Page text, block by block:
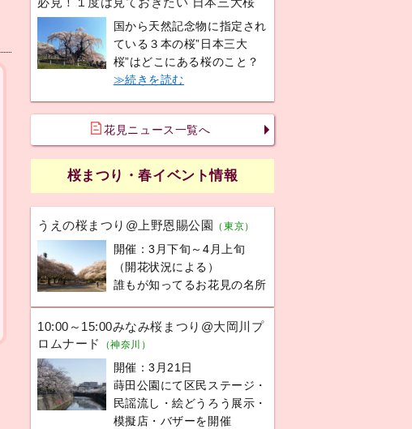
国から天然記念物に指定され
ている３本の桜”日本三大
桜”はどこにある桜のこと？
≫続きを読む
花見ニュース一覧へ
桜まつり・春イベント情報
うえの桜まつり@上野恩賜公園 （東京）
開催：3月下旬～4月上旬
（開花状況による）
誰もが知ってるお花見の名所
10:00～15:00みなみ桜まつり@大岡川プ
ロムナード
（神奈川）
開催：3月21日
蒔田公園にて区民ステージ・
民謡流し・絵どうろう展示・
模擬店・バザーを開催